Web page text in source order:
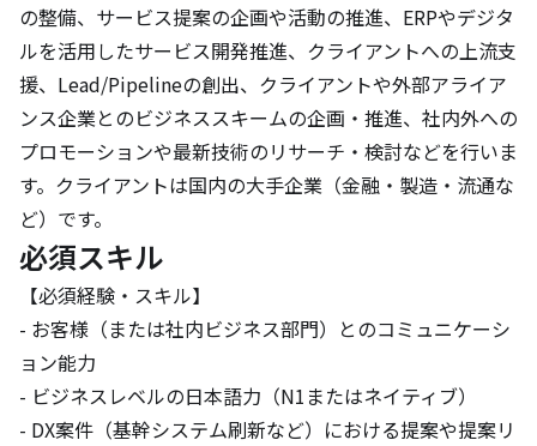
の整備、サービス提案の企画や活動の推進、ERPやデジタ
ルを活用したサービス開発推進、クライアントへの上流支
援、Lead/Pipelineの創出、クライアントや外部アライア
ンス企業とのビジネススキームの企画・推進、社内外への
プロモーションや最新技術のリサーチ・検討などを行いま
す。クライアントは国内の大手企業（金融・製造・流通な
ど）です。
必須スキル
【必須経験・スキル】
- お客様（または社内ビジネス部門）とのコミュニケーシ
ョン能力
- ビジネスレベルの日本語力（N1またはネイティブ）
- DX案件（基幹システム刷新など）における提案や提案リ